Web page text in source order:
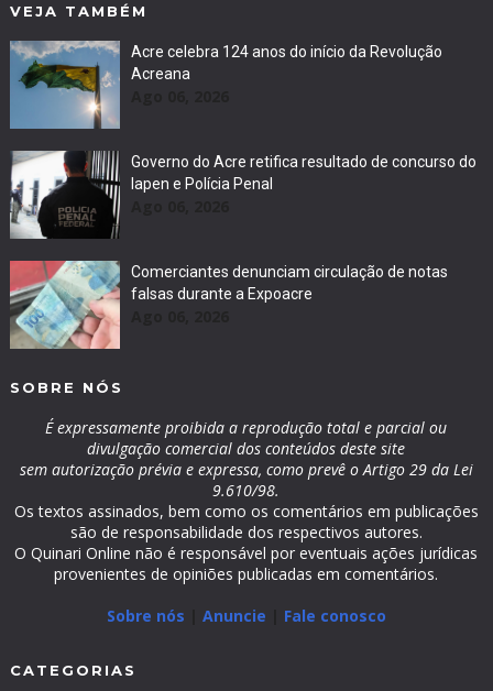
VEJA TAMBÉM
Acre celebra 124 anos do início da Revolução
Acreana
Governo do Acre retifica resultado de concurso do
Iapen e Polícia Penal
Comerciantes denunciam circulação de notas
falsas durante a Expoacre
SOBRE NÓS
É expressamente proibida a reprodução total e parcial ou
divulgação comercial dos conteúdos deste site
sem autorização prévia e expressa, como prevê o Artigo 29 da Lei
9.610/98.
Os textos assinados, bem como os comentários em publicações
são de responsabilidade dos respectivos autores.
O Quinari Online não é responsável por eventuais ações jurídicas
provenientes de opiniões publicadas em comentários.
Sobre nós
Anuncie Fale conosco
CATEGORIAS